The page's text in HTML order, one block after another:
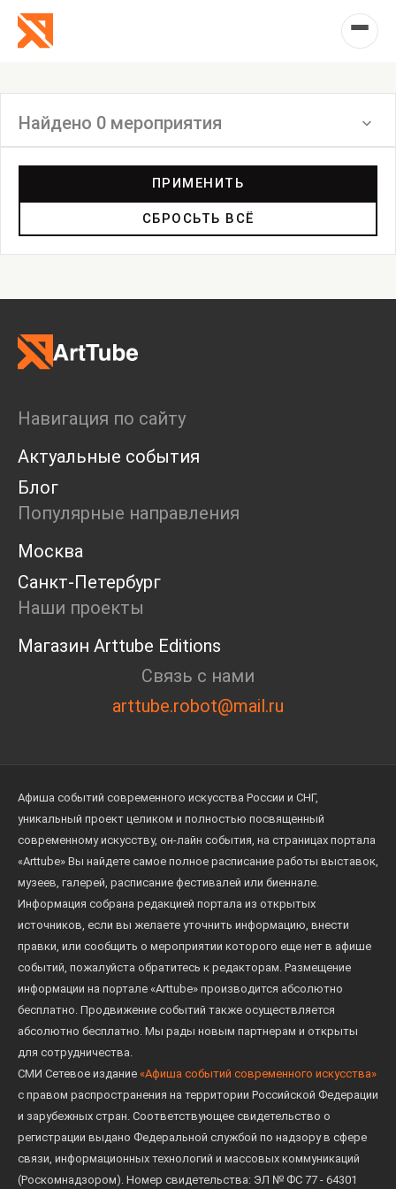
Найдено 0 мероприятия
Дискуссия
Пост-релиз
Пресс-конференция
Ярмарка
Open call
Экскурсия
Дискуссия
Cosmoscow 2024
Blazar 2024
Встречи
Круглый стол
ПРИМЕНИТЬ
СБРОСЬТЬ ВСЁ
Навигация по сайту
Актуальные события
Блог
Популярные направления
Москва
Санкт-Петербург
Наши проекты
Магазин Arttube Editions
Связь с нами
arttube.robot@mail.ru
Афиша событий современного искусства России и СНГ,
уникальный проект целиком и полностью посвященный
современному искусству, он-лайн события, на страницах портала
«Arttube» Вы найдете самое полное расписание работы выставок,
музеев, галерей, расписание фестивалей или биеннале.
Информация собрана редакцией портала из открытых
источников, если вы желаете уточнить информацию, внести
правки, или сообщить о мероприятии которого еще нет в афише
событий, пожалуйста обратитесь к редакторам. Размещение
информации на портале «Arttube» производится абсолютно
бесплатно. Продвижение событий также осуществляется
абсолютно бесплатно. Мы рады новым партнерам и открыты
для сотрудничества.
СМИ Сетевое издание «Афиша событий современного искусства»
с правом распространения на территории Российской Федерации
и зарубежных стран. Соответствующее свидетельство о
регистрации выдано Федеральной службой по надзору в сфере
связи, информационных технологий и массовых коммуникаций
(Роскомнадзором). Номер свидетельства: ЭЛ № ФС 77 - 64301